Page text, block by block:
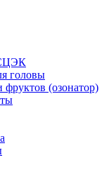
головы
(озонатор)